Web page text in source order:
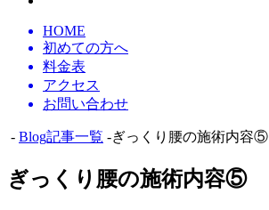
HOME
初めての方へ
料金表
アクセス
お問い合わせ
- Blog記事一覧 -ぎっくり腰の施術内容⑤
ぎっくり腰の施術内容⑤